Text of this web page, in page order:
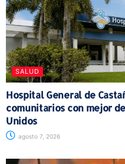
SALUD
Hospital General de
comunitarios con mejor
Unidos
agosto 7, 2026